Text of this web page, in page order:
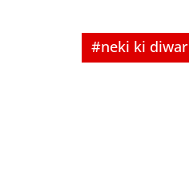
#neki ki diwar